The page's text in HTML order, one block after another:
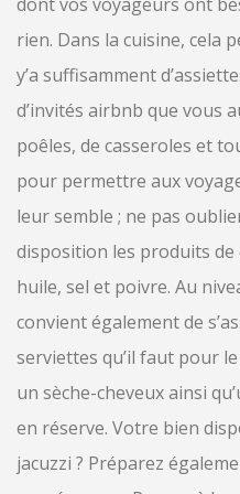
rien. Dans la cuisine, cela
y’a suffisamment
d’invités airbnb que vous
poêles, de casseroles et
pour permettre aux
leur semble ; ne pas
disposition les produits de
huile, sel et poivre. Au
convient également de
serviettes qu’il faut pour
un sèche-cheveux ainsi
en réserve. Votre bien
jacuzzi ? Préparez